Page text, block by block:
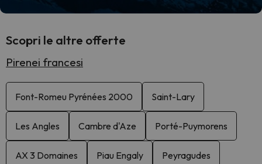
Scopri le altre offerte
Pirenei francesi
Font-Romeu Pyrénées 2000 Saint-Lary
Les Angles Cambre d'Aze Porté-Puymorens
AX 3 Domaines Piau Engaly Peyragudes